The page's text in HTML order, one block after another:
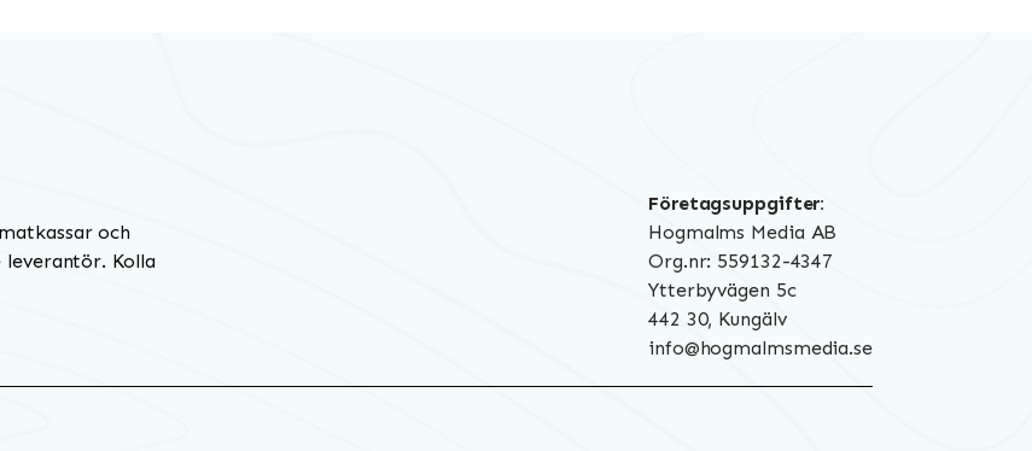
och
leverantör. Kolla
Företagsuppgifter:
Hogmalms Media AB
Org.nr: 559132-4347
Ytterbyvägen 5c
442 30, Kungälv
info@hogmalmsmedia.se